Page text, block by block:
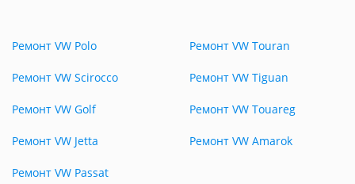
Ремонт VW Polo
Ремонт VW Scirocco
Ремонт VW Golf
Ремонт VW Jetta
Ремонт VW Passat
Ремонт VW Touran
Ремонт VW Tiguan
Ремонт VW Touareg
Ремонт VW Amarok